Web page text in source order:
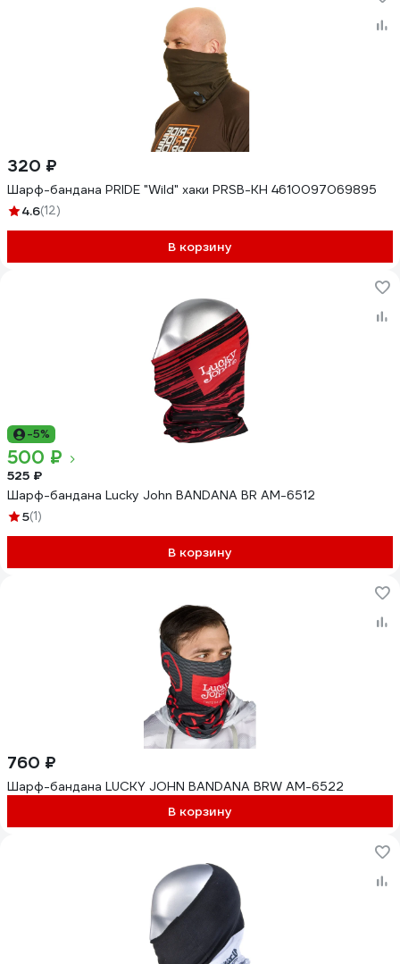
320 ₽
Шарф-бандана PRIDE "Wild" хаки PRSB-KH 4610097069895
4.6(12)
В корзину
-5%
500 ₽
525 ₽
Шарф-бандана Lucky John BANDANA BR AM-6512
5(1)
В корзину
760 ₽
Шарф-бандана LUCKY JOHN BANDANA BRW AM-6522
В корзину